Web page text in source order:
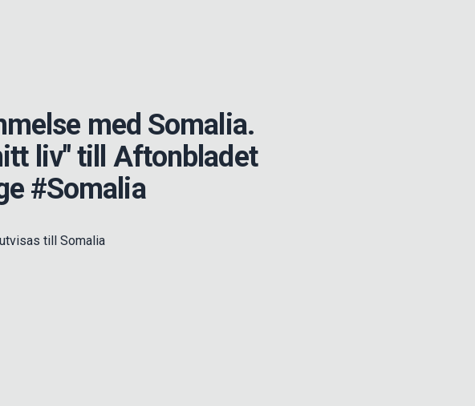
med Somalia.
liv" till Aftonbladet
#Somalia
till Somalia